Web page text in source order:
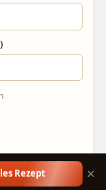
Rezept ×